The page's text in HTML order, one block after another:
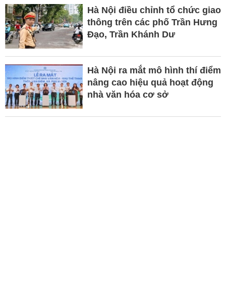
Hà Nội điều chỉnh tổ chức giao
thông trên các phố Trần Hưng
Đạo, Trần Khánh Dư
Hà Nội ra mắt mô hình thí điểm
nâng cao hiệu quả hoạt động
nhà văn hóa cơ sở